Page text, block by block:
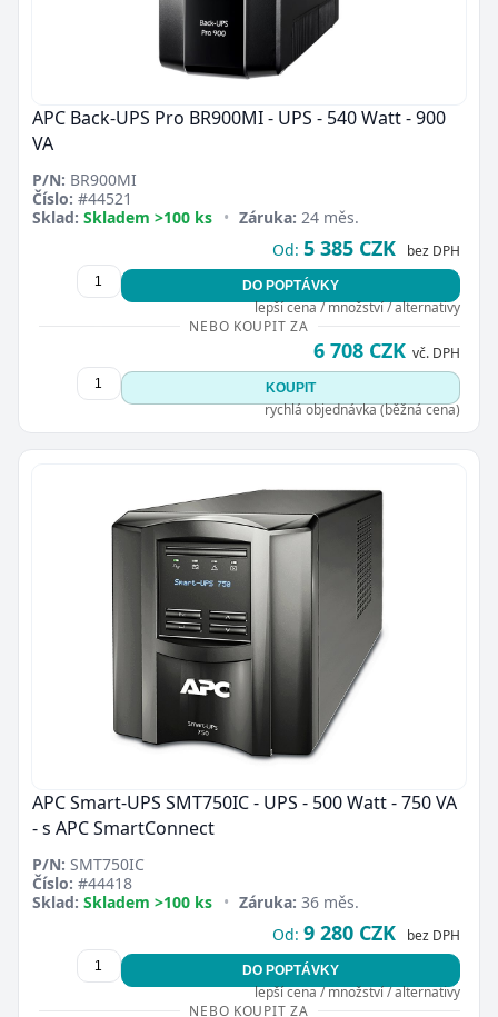
APC Back-UPS Pro BR900MI - UPS - 540 Watt - 900
VA
P/N: BR900MI
Číslo: #44521
Sklad: Skladem >100 ks • Záruka: 24 měs.
Od: 5 385 CZK bez DPH
DO POPTÁVKY
lepší cena / množství / alternativy
NEBO KOUPIT ZA
6 708 CZK vč. DPH
KOUPIT
rychlá objednávka (běžná cena)
APC Smart-UPS SMT750IC - UPS - 500 Watt - 750 VA
- s APC SmartConnect
P/N: SMT750IC
Číslo: #44418
Sklad: Skladem >100 ks • Záruka: 36 měs.
Od: 9 280 CZK bez DPH
DO POPTÁVKY
lepší cena / množství / alternativy
NEBO KOUPIT ZA